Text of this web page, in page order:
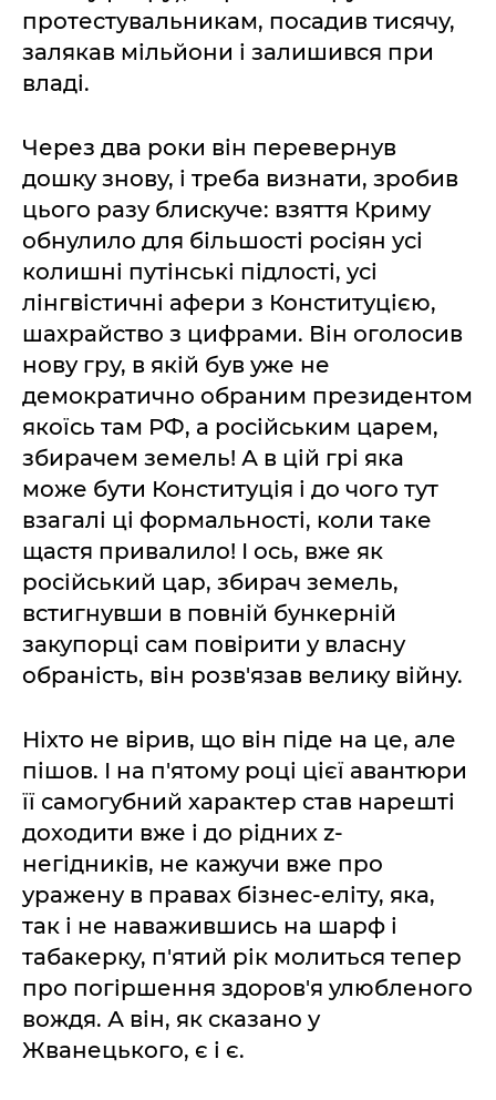
протестувальникам, посадив тисячу,
залякав мільйони і залишився при
владі.
Через два роки він перевернув
дошку знову, і треба визнати, зробив
цього разу блискуче: взяття Криму
обнулило для більшості росіян усі
колишні путінські підлості, усі
лінгвістичні афери з Конституцією,
шахрайство з цифрами. Він оголосив
нову гру, в якій був уже не
демократично обраним президентом
якоїсь там РФ, а російським царем,
збирачем земель! А в цій грі яка
може бути Конституція і до чого тут
взагалі ці формальності, коли таке
щастя привалило! І ось, вже як
російський цар, збирач земель,
встигнувши в повній бункерній
закупорці сам повірити у власну
обраність, він розв'язав велику війну.
Ніхто не вірив, що він піде на це, але
пішов. І на п'ятому році цієї авантюри
її самогубний характер став нарешті
доходити вже і до рідних z-
негідників, не кажучи вже про
уражену в правах бізнес-еліту, яка,
так і не наважившись на шарф і
табакерку, п'ятий рік молиться тепер
про погіршення здоров'я улюбленого
вождя. А він, як сказано у
Жванецького, є і є.